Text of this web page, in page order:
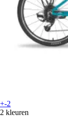
+-2
2 kleuren